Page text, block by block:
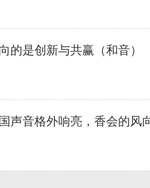
的是创新与共赢（和音）
声音格外响亮，香会的风